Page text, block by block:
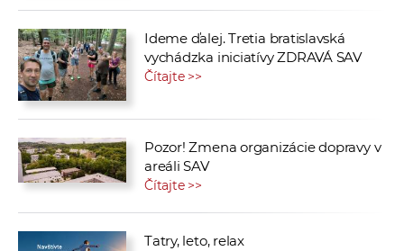
Ideme ďalej. Tretia bratislavská
vychádzka iniciatívy ZDRAVÁ SAV
Čítajte >>
Pozor! Zmena organizácie dopravy v
areáli SAV
Čítajte >>
Tatry, leto, relax